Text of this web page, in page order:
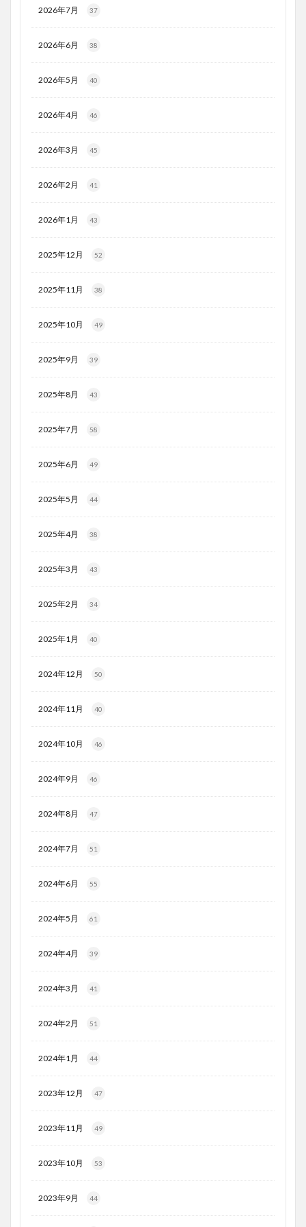
2026年7月 37
2026年6月 38
2026年5月 40
2026年4月 46
2026年3月 45
2026年2月 41
2026年1月 43
2025年12月 52
2025年11月 38
2025年10月 49
2025年9月 39
2025年8月 43
2025年7月 58
2025年6月 49
2025年5月 44
2025年4月 38
2025年3月 43
2025年2月 34
2025年1月 40
2024年12月 50
2024年11月 40
2024年10月 46
2024年9月 46
2024年8月 47
2024年7月 51
2024年6月 55
2024年5月 61
2024年4月 39
2024年3月 41
2024年2月 51
2024年1月 44
2023年12月 47
2023年11月 49
2023年10月 53
2023年9月 44